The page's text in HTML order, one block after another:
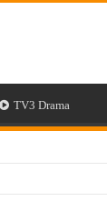
TV3 Drama